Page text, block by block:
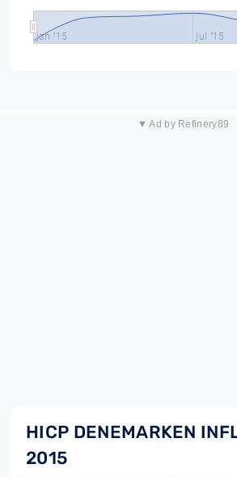
jan "15 jul "15
▼ Ad by Refinery89
HICP DENEMARKEN
2015